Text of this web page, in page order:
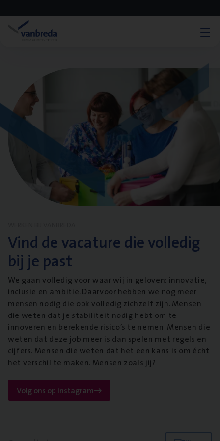
Vind de vacature die volledig
bij je past
We gaan volledig voor waar wij in geloven: innovatie,
inclusie en ambitie. Daarvoor hebben we nog meer
mensen nodig die ook volledig zichzelf zijn. Mensen
die weten dat je stabiliteit nodig hebt om te
innoveren en berekende risico’s te nemen. Mensen die
weten dat deze job meer is dan spelen met regels en
cijfers. Mensen die weten dat het een kans is om écht
het verschil te maken. Mensen zoals jij?
Volg ons op instagram